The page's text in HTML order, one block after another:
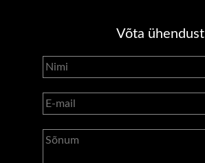
Võta ühendust